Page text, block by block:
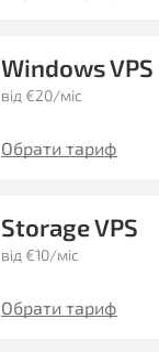
Windows VPS
від €20/міс
Обрати тариф
Storage VPS
від €10/міс
Обрати тариф